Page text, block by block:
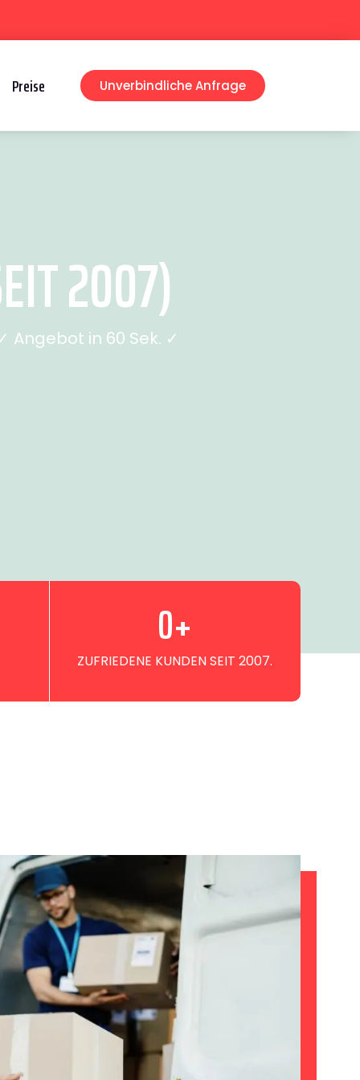
Preise Unverbindliche Anfrage
2007)
Angebot in 60 Sek. ✓
ZUFRIEDENE KUNDEN SEIT 2007.
0+